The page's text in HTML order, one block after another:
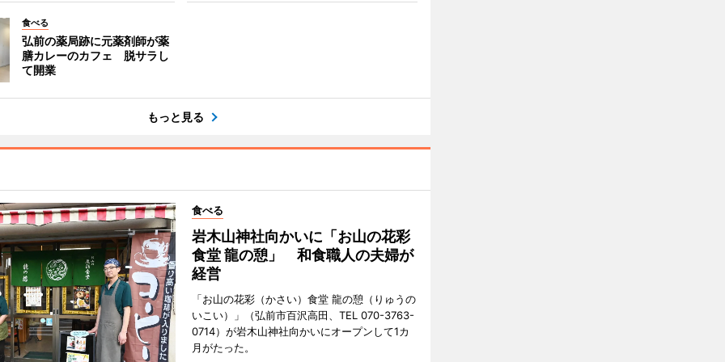
食べる
弘前の薬局跡に元薬剤師が薬
膳カレーのカフェ 脱サラし
て開業
もっと見る
食べる
岩木山神社向かいに「お山の花彩
食堂 龍の憩」 和食職人の夫婦が
経営
「お山の花彩（かさい）食堂 龍の憩（りゅうの
いこい）」（弘前市百沢高田、TEL 070-3763-
0714）が岩木山神社向かいにオープンして1カ
月がたった。